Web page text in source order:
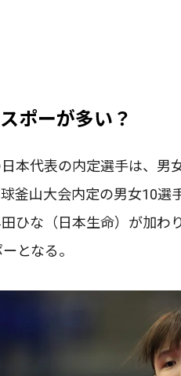
ポーが多い？
本代表の内定選手は、男
釜山大会内定の男女10選
ひな（日本生命）が加わ
となる。